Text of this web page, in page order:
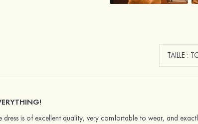
dress is of excellent quality, very comfortable to wear, and